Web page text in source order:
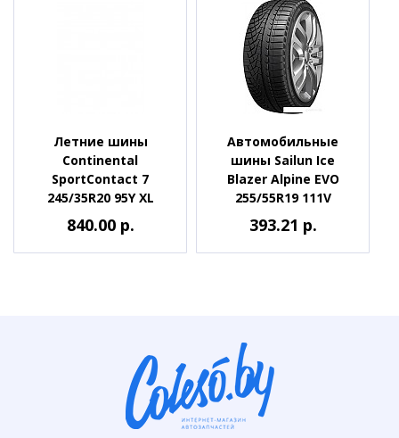
Летние шины
Continental
SportContact 7
245/35R20 95Y XL
840.00 р.
Автомобильные
шины Sailun Ice
Blazer Alpine EVO
255/55R19 111V
393.21 р.